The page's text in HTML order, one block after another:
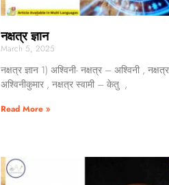
नक्षत्र ज्ञान
March 5, 2025
नक्षत्र ज्ञान 1) अश्विनी- नक्षत्र – अश्विनी ,
अश्विनीकुमार , नक्षत्र स्वामी – केतु ,
Read More »